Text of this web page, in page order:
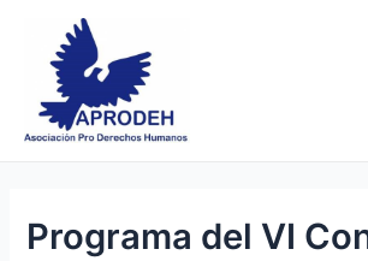
content
Programa del VI
navigation